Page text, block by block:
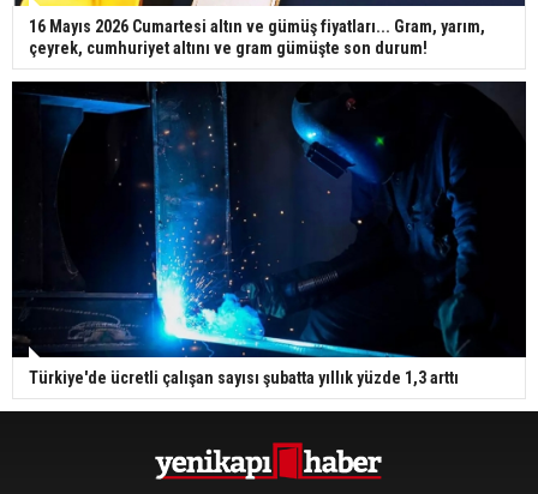
16 Mayıs 2026 Cumartesi altın ve gümüş fiyatları... Gram, yarım,
çeyrek, cumhuriyet altını ve gram gümüşte son durum!
Türkiye'de ücretli çalışan sayısı şubatta yıllık yüzde 1,3 arttı